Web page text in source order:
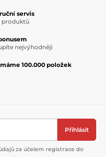
servis
produktů
nejvýhodněji
100.000 položek
Přihlásit
za účelem registrace do